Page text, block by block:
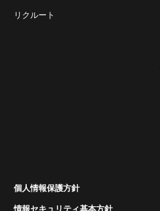
リクルート
個人情報保護方針
情報セキュリティ基本方針